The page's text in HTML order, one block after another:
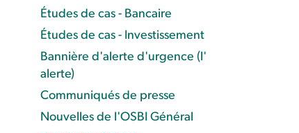
Études de cas - Bancaire
Études de cas - Investissement
Bannière d'alerte d'urgence (l'
alerte)
Communiqués de presse
Nouvelles de l'OSBI Général